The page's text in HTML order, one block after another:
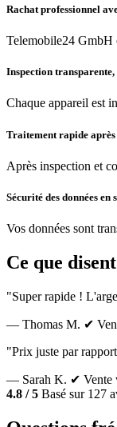
Rachat professionnel
Telemobile24 GmbH
Inspection transparente,
Chaque appareil est
Traitement rapide
Après inspection et
Sécurité des données en
Vos données sont
Ce que
"Super rapide !
— Thomas M. ✔
"Prix juste par
— Sarah K. ✔ Vente
4.8 / 5 Basé sur 127